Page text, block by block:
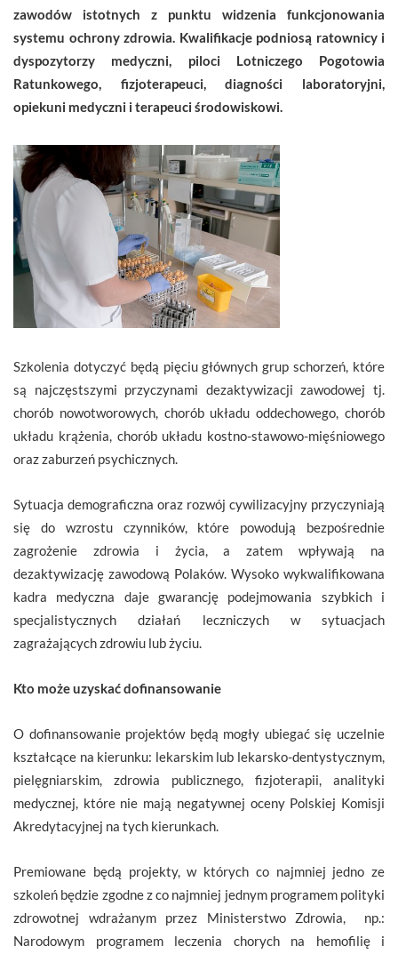
zawodów istotnych z punktu widzenia funkcjonowania
systemu ochrony zdrowia. Kwalifikacje podniosą ratownicy i
dyspozytorzy medyczni, piloci Lotniczego Pogotowia
Ratunkowego, fizjoterapeuci, diagności laboratoryjni,
opiekuni medyczni i terapeuci środowiskowi.
Szkolenia dotyczyć będą pięciu głównych grup schorzeń, które
są najczęstszymi przyczynami dezaktywizacji zawodowej tj.
chorób nowotworowych, chorób układu oddechowego, chorób
układu krążenia, chorób układu kostno-stawowo-mięśniowego
oraz zaburzeń psychicznych.
Sytuacja demograficzna oraz rozwój cywilizacyjny przyczyniają
się do wzrostu czynników, które powodują bezpośrednie
zagrożenie zdrowia i życia, a zatem wpływają na
dezaktywizację zawodową Polaków. Wysoko wykwalifikowana
kadra medyczna daje gwarancję podejmowania szybkich i
specjalistycznych działań leczniczych w sytuacjach
zagrażających zdrowiu lub życiu.
Kto może uzyskać dofinansowanie
O dofinansowanie projektów będą mogły ubiegać się uczelnie
kształcące na kierunku: lekarskim lub lekarsko-dentystycznym,
pielęgniarskim, zdrowia publicznego, fizjoterapii, analityki
medycznej, które nie mają negatywnej oceny Polskiej Komisji
Akredytacyjnej na tych kierunkach.
Premiowane będą projekty, w których co najmniej jedno ze
szkoleń będzie zgodne z co najmniej jednym programem polityki
zdrowotnej wdrażanym przez Ministerstwo Zdrowia, np.:
Narodowym programem leczenia chorych na hemofilię i